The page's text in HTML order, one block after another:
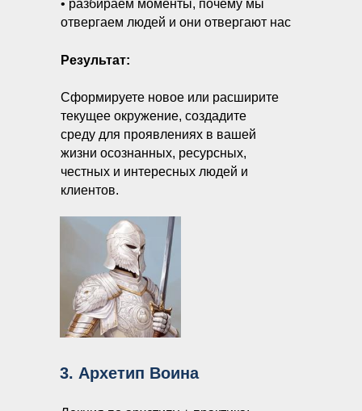
3. Архетип Воина
• разбираем моменты, почему мы
отвергаем людей и они отвергают нас
Результат:
Сформируете новое или расширите
текущее окружение, создадите
среду для проявлениях в вашей
жизни осознанных, ресурсных,
честных и интересных людей и
клиентов.